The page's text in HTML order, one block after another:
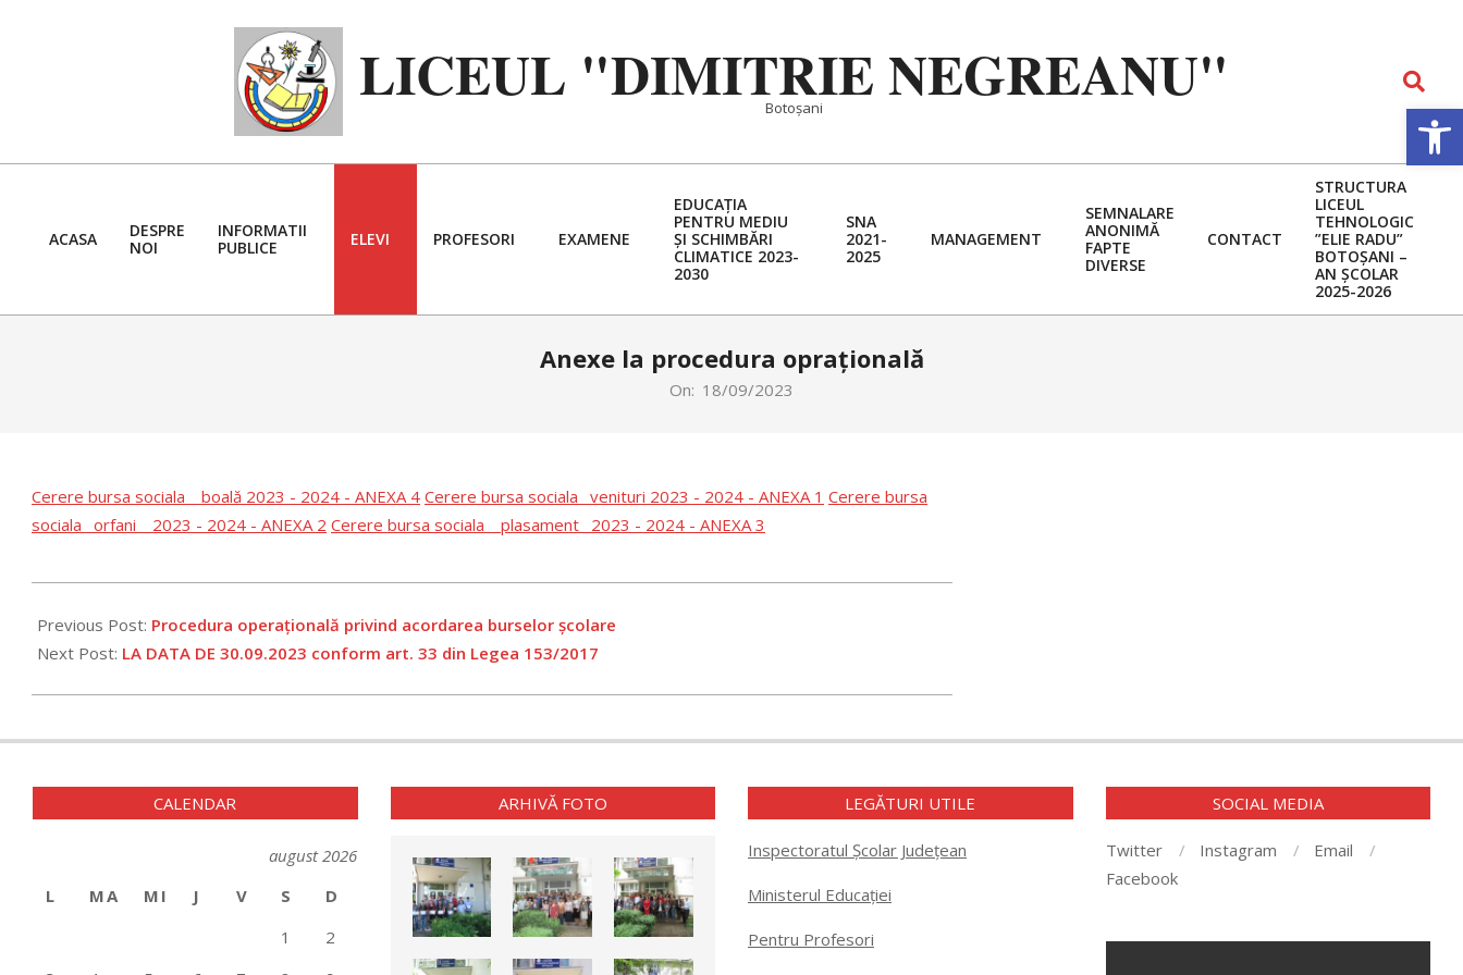
LICEUL "DIMITRIE NEGREANU"
Botoșani
Search
Primary
ACASA
DESPRE
NOI
INFORMATII
PUBLICE
ELEVI PROFESORI EXAMENE
EDUCAȚIA
PENTRU MEDIU
ȘI SCHIMBĂRI
CLIMATICE 2023-
2030
SNA
2021-
2025
MANAGEMENT
SEMNALARE
ANONIMĂ
FAPTE
DIVERSE
CONTACT
STRUCTURA
LICEUL
TEHNOLOGIC
”ELIE RADU”
BOTOȘANI –
AN ȘCOLAR
2025-2026
Anexe la procedura oprațională
On: 18/09/2023
Cerere bursa sociala _ boală 2023 - 2024 - ANEXA 4 Cerere bursa sociala _venituri 2023 - 2024 - ANEXA 1 Cerere bursa
sociala _orfani _ 2023 - 2024 - ANEXA 2 Cerere bursa sociala _ plasament_ 2023 - 2024 - ANEXA 3
09-
18
Previous Post: Procedura operațională privind acordarea burselor școlare
Next Post: LA DATA DE 30.09.2023 conform art. 33 din Legea 153/2017
CALENDAR
august 2026
L
MA MI J V S
D
1
2
ARHIVĂ FOTO LEGĂTURI UTILE
Inspectoratul Școlar Județean
Ministerul Educației
Pentru Profesori
SOCIAL MEDIA
Twitter Instagram
Email
Facebook